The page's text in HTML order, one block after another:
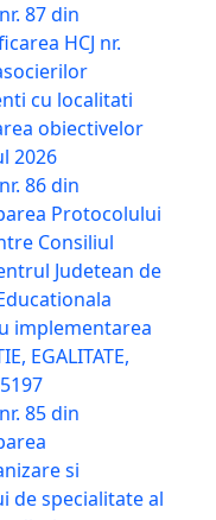
87 din
HCJ nr.
cu localitati
obiectivelor
2026
86 din
Protocolului
Consiliul
Judetean de
implementarea
EGALITATE,
85 din
si
de specialitate al